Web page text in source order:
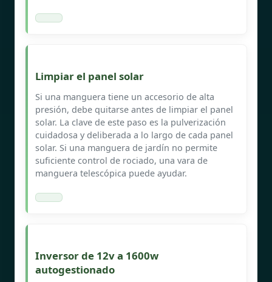
Limpiar el panel solar
Si una manguera tiene un accesorio de alta
presión, debe quitarse antes de limpiar el panel
solar. La clave de este paso es la pulverización
cuidadosa y deliberada a lo largo de cada panel
solar. Si una manguera de jardín no permite
suficiente control de rociado, una vara de
manguera telescópica puede ayudar.
Inversor de 12v a 1600w
autogestionado